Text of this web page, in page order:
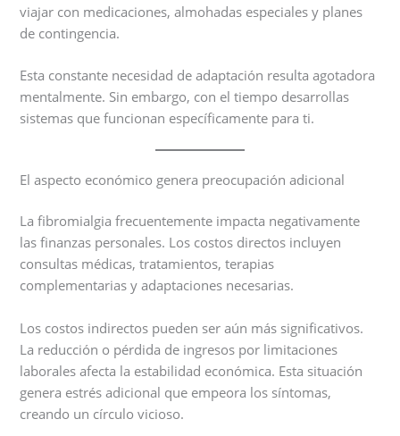
viajar con medicaciones, almohadas especiales y planes
de contingencia.
Esta constante necesidad de adaptación resulta agotadora
mentalmente. Sin embargo, con el tiempo desarrollas
sistemas que funcionan específicamente para ti.
El aspecto económico genera preocupación adicional
La fibromialgia frecuentemente impacta negativamente
las finanzas personales. Los costos directos incluyen
consultas médicas, tratamientos, terapias
complementarias y adaptaciones necesarias.
Los costos indirectos pueden ser aún más significativos.
La reducción o pérdida de ingresos por limitaciones
laborales afecta la estabilidad económica. Esta situación
genera estrés adicional que empeora los síntomas,
creando un círculo vicioso.